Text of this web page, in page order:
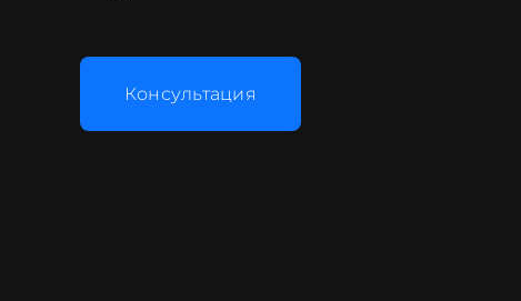
Консультация